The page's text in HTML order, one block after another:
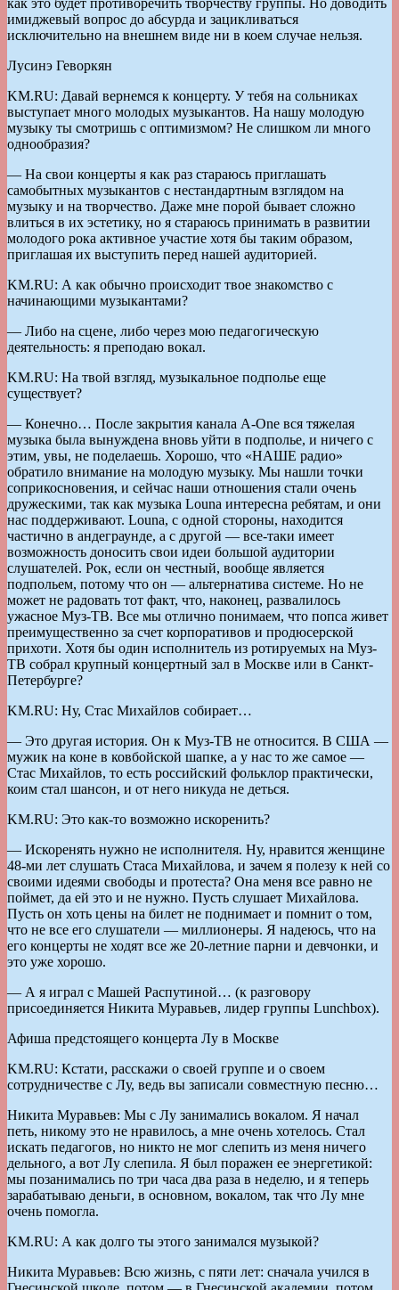
имиджевый вопрос до абсурда и зацикливаться
исключительно на внешнем виде ни в коем случае нельзя.
Лусинэ Геворкян
KM.RU: Давай вернемся к концерту. У тебя на сольниках
выступает много молодых музыкантов. На нашу молодую
музыку ты смотришь с оптимизмом? Не слишком ли много
однообразия?
— На свои концерты я как раз стараюсь приглашать
самобытных музыкантов с нестандартным взглядом на
музыку и на творчество. Даже мне порой бывает сложно
влиться в их эстетику, но я стараюсь принимать в развитии
молодого рока активное участие хотя бы таким образом,
приглашая их выступить перед нашей аудиторией.
KM.RU: А как обычно происходит твое знакомство с
начинающими музыкантами?
— Либо на сцене, либо через мою педагогическую
деятельность: я преподаю вокал.
KM.RU: На твой взгляд, музыкальное подполье еще
существует?
— Конечно… После закрытия канала A-One вся тяжелая
музыка была вынуждена вновь уйти в подполье, и ничего с
этим, увы, не поделаешь. Хорошо, что «НАШЕ радио»
обратило внимание на молодую музыку. Мы нашли точки
соприкосновения, и сейчас наши отношения стали очень
дружескими, так как музыка Louna интересна ребятам, и они
нас поддерживают. Louna, с одной стороны, находится
частично в андеграунде, а с другой — все-таки имеет
возможность доносить свои идеи большой аудитории
слушателей. Рок, если он честный, вообще является
подпольем, потому что он — альтернатива системе. Но не
может не радовать тот факт, что, наконец, развалилось
ужасное Муз-ТВ. Все мы отлично понимаем, что попса живет
преимущественно за счет корпоративов и продюсерской
прихоти. Хотя бы один исполнитель из ротируемых на Муз-
ТВ собрал крупный концертный зал в Москве или в Санкт-
Петербурге?
KM.RU: Ну, Стас Михайлов собирает…
— Это другая история. Он к Муз-ТВ не относится. В США —
мужик на коне в ковбойской шапке, а у нас то же самое —
Стас Михайлов, то есть российский фольклор практически,
коим стал шансон, и от него никуда не деться.
KM.RU: Это как-то возможно искоренить?
— Искоренять нужно не исполнителя. Ну, нравится женщине
48-ми лет слушать Стаса Михайлова, и зачем я полезу к ней со
своими идеями свободы и протеста? Она меня все равно не
поймет, да ей это и не нужно. Пусть слушает Михайлова.
Пусть он хоть цены на билет не поднимает и помнит о том,
что не все его слушатели — миллионеры. Я надеюсь, что на
его концерты не ходят все же 20-летние парни и девчонки, и
это уже хорошо.
— А я играл с Машей Распутиной… (к разговору
присоединяется Никита Муравьев, лидер группы Lunchbox).
Афиша предстоящего концерта Лу в Москве
KM.RU: Кстати, расскажи о своей группе и о своем
сотрудничестве с Лу, ведь вы записали совместную песню…
Никита Муравьев: Мы с Лу занимались вокалом. Я начал
петь, никому это не нравилось, а мне очень хотелось. Стал
искать педагогов, но никто не мог слепить из меня ничего
дельного, а вот Лу слепила. Я был поражен ее энергетикой:
мы позанимались по три часа два раза в неделю, и я теперь
зарабатываю деньги, в основном, вокалом, так что Лу мне
очень помогла.
KM.RU: А как долго ты этого занимался музыкой?
Никита Муравьев: Всю жизнь, с пяти лет: сначала учился в